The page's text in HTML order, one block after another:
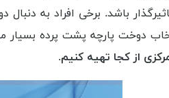
باشد. برخی افراد به
دوخت پارچه پشت پرده
از کجا تهیه کنیم.